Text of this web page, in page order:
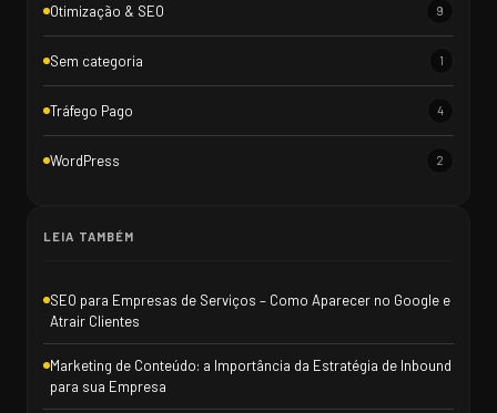
Otimização & SEO 9
Sem categoria 1
Tráfego Pago 4
WordPress 2
LEIA TAMBÉM
SEO para Empresas de Serviços – Como Aparecer no Google e
Atrair Clientes
Marketing de Conteúdo: a Importância da Estratégia de Inbound
para sua Empresa